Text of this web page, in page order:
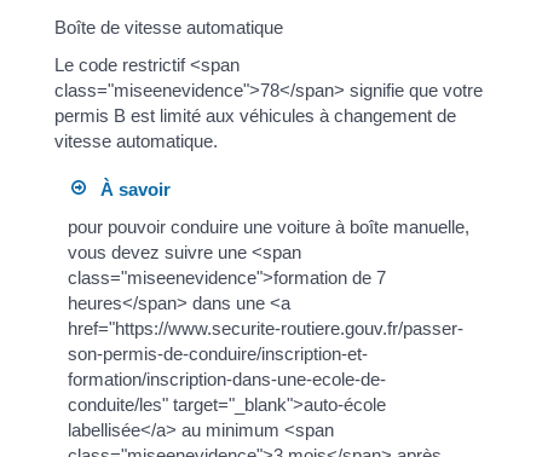
Boîte de vitesse automatique
Le code restrictif <span
class="miseenevidence">78</span> signifie que votre
permis B est limité aux véhicules à changement de
vitesse automatique.
À savoir
pour pouvoir conduire une voiture à boîte manuelle,
vous devez suivre une <span
class="miseenevidence">formation de 7
heures</span> dans une <a
href="https://www.securite-routiere.gouv.fr/passer-
son-permis-de-conduire/inscription-et-
formation/inscription-dans-une-ecole-de-
conduite/les" target="_blank">auto-école
labellisée</a> au minimum <span